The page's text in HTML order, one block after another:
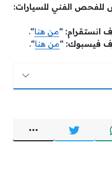
الفني للسيارات:
انستقرام: “من هنا“.
فيسبوك: “من هنا“.